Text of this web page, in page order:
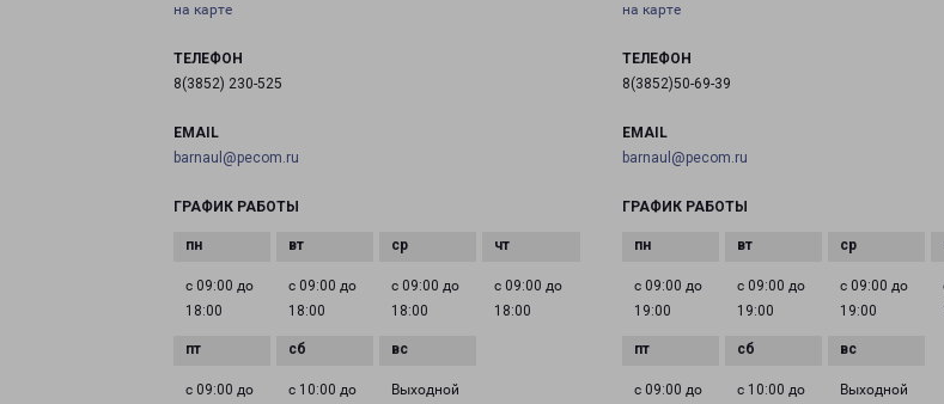
на карте
ТЕЛЕФОН
8(3852) 230-525
EMAIL
barnaul@pecom.ru
ГРАФИК РАБОТЫ
с 09:00 до
18:00
с 09:00 до
18:00
с 09:00 до
18:00
с 09:00 до
18:00
с 09:00 до
с 10:00 до
Выходной
на карте
ТЕЛЕФОН
8(3852)50-69-39
EMAIL
barnaul@pecom.ru
ГРАФИК РАБОТЫ
с 09:00 до
19:00
с 09:00 до
19:00
с 09:00 до
19:00
с 09:00 до
с 10:00 до
Выходной